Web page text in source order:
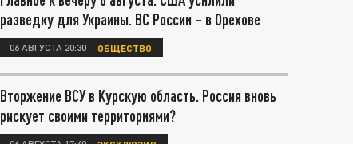
разведку для Украины. ВС России – в Орехове
06 АВГУСТА 20:30 ОБЩЕСТВО
Вторжение ВСУ в Курскую область. Россия вновь
рискует своими территориями?